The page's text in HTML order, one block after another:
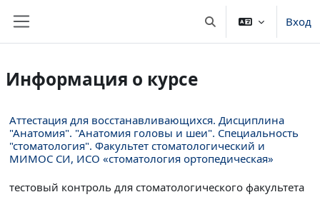
Изменить данныеВход
Информация о курсе
Аттестация для восстанавливающихся. Дисциплина
"Анатомия". "Анатомия головы и шеи". Специальность
"стоматология". Факультет стоматологический и
МИМОС СИ, ИСО «стоматология ортопедическая»
тестовый контроль для стоматологического факультета